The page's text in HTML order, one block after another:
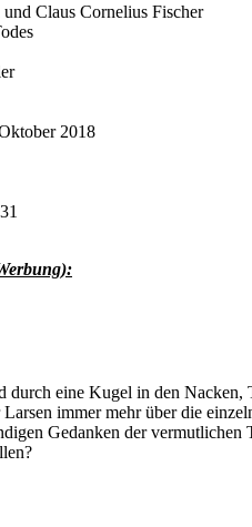
Claus Cornelius Fischer
2018
durch eine Kugel in den Nacken,
immer mehr über die
Gedanken der